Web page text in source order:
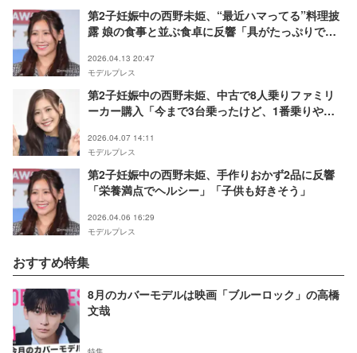
第2子妊娠中の西野未姫、“最近ハマってる”料理披
露 娘の食事と並ぶ食卓に反響「具がたっぷりで美
2026.04.13 20:47
モデルプレス
第2子妊娠中の西野未姫、中古で8人乗りファミリ
ーカー購入「今まで3台乗ったけど、1番乗りやす
2026.04.07 14:11
モデルプレス
第2子妊娠中の西野未姫、手作りおかず2品に反響
「栄養満点でヘルシー」「子供も好きそう」
2026.04.06 16:29
モデルプレス
おすすめ特集
8月のカバーモデルは映画「ブルーロック」の高橋
文哉